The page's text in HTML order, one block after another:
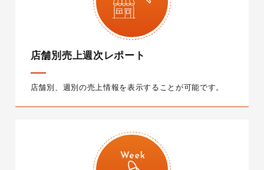
店舗別売上週次レポート
店舗別、週別の売上情報を表示することが可能です。